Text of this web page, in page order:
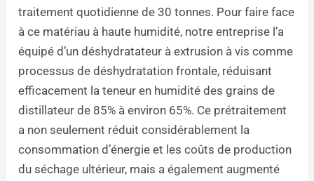
traitement quotidienne de 30 tonnes. Pour faire face
à ce matériau à haute humidité, notre entreprise l’a
équipé d’un déshydratateur à extrusion à vis comme
processus de déshydratation frontale, réduisant
efficacement la teneur en humidité des grains de
distillateur de 85% à environ 65%. Ce prétraitement
a non seulement réduit considérablement la
consommation d’énergie et les coûts de production
du séchage ultérieur, mais a également augmenté